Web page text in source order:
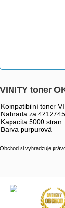
VINITY toner
Kompatibilní toner
Náhrada za
Kapacita 5000 stran
Barva purpurová
Obchod si vyhradzuje